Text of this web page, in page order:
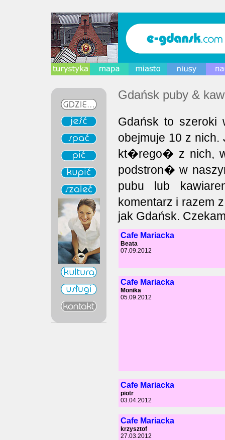
Gdańsk puby &
Gdańsk to
obejmuje 10 z
kt�rego� z nich,
podstron� w
pubu lub
komentarz i razem
jak Gdańsk.
Cafe Mariacka
Beata
07.09.2012
Cafe Mariacka
Monika
05.09.2012
Cafe Mariacka
piotr
03.04.2012
Cafe Mariacka
krzysztof
27.03.2012